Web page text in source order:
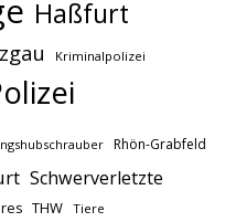
Haßfurt
Kriminalpolizei
Rhön-Grabfeld
Schwerverletzte
THW Tiere